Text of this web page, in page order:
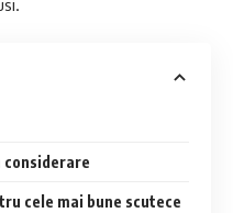
considerare
cele mai bune scutece